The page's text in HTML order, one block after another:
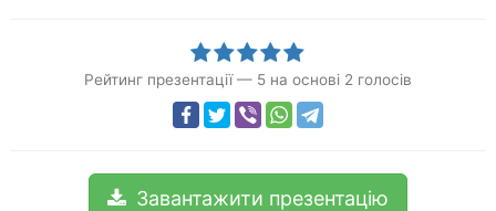
Рейтинг презентації — 5 на основі 2 голосів
Завантажити презентацію